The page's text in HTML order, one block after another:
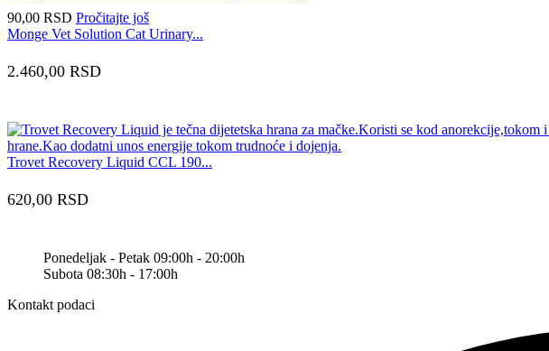
90,00 RSD Pročitajte još
Monge Vet Solution Cat Urinary...
2.460,00 RSD
Trovet Recovery Liquid CCL 190...
620,00 RSD
Ponedeljak - Petak 09:00h - 20:00h
Subota 08:30h - 17:00h
Kontakt podaci